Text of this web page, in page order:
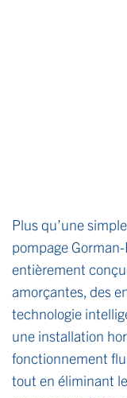
Plus qu’une
pompage
entièrement
amorçantes, des
technologie
une installation
fonctionnement
tout en éliminant